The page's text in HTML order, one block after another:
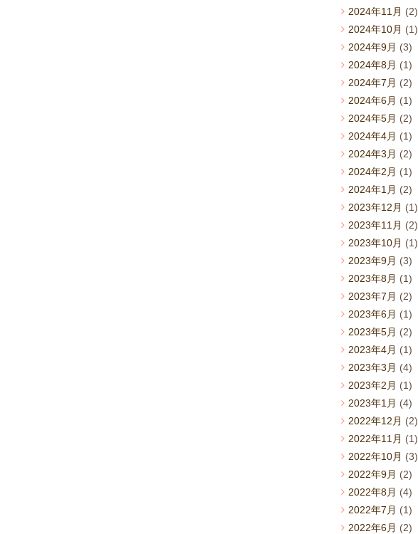
2024年11月 (2)
2024年10月 (1)
2024年9月 (3)
2024年8月 (1)
2024年7月 (2)
2024年6月 (1)
2024年5月 (2)
2024年4月 (1)
2024年3月 (2)
2024年2月 (1)
2024年1月 (2)
2023年12月 (1)
2023年11月 (2)
2023年10月 (1)
2023年9月 (3)
2023年8月 (1)
2023年7月 (2)
2023年6月 (1)
2023年5月 (2)
2023年4月 (1)
2023年3月 (4)
2023年2月 (1)
2023年1月 (4)
2022年12月 (2)
2022年11月 (1)
2022年10月 (3)
2022年9月 (2)
2022年8月 (4)
2022年7月 (1)
2022年6月 (2)